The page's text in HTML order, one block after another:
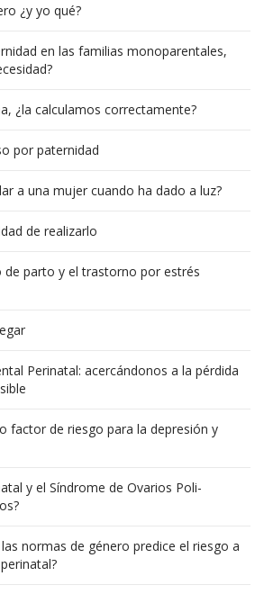
¿y yo qué?
en las familias monoparentales,
¿la calculamos correctamente?
por paternidad
a una mujer cuando ha dado a luz?
de realizarlo
de parto y el trastorno por estrés
Perinatal: acercándonos a la pérdida
factor de riesgo para la depresión y
y el Síndrome de Ovarios Poli-
normas de género predice el riesgo a